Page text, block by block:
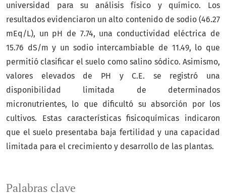
Palabras clave
universidad para su análisis físico y químico. Los
resultados evidenciaron un alto contenido de sodio (46.27
mEq/L), un pH de 7.74, una conductividad eléctrica de
15.76 dS/m y un sodio intercambiable de 11.49, lo que
permitió clasificar el suelo como salino sódico. Asimismo,
valores elevados de PH y C.E. se registró una
disponibilidad limitada de determinados
micronutrientes, lo que dificultó su absorción por los
cultivos. Estas características fisicoquímicas indicaron
que el suelo presentaba baja fertilidad y una capacidad
limitada para el crecimiento y desarrollo de las plantas.